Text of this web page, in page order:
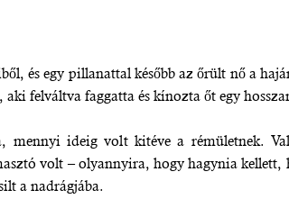
és egy pillanattal később az őrült nő a
aki felváltva faggatta és kínozta őt egy
ideig volt kitéve a rémületnek.
volt – olyannyira, hogy hagynia kellett,
a nadrágjába.